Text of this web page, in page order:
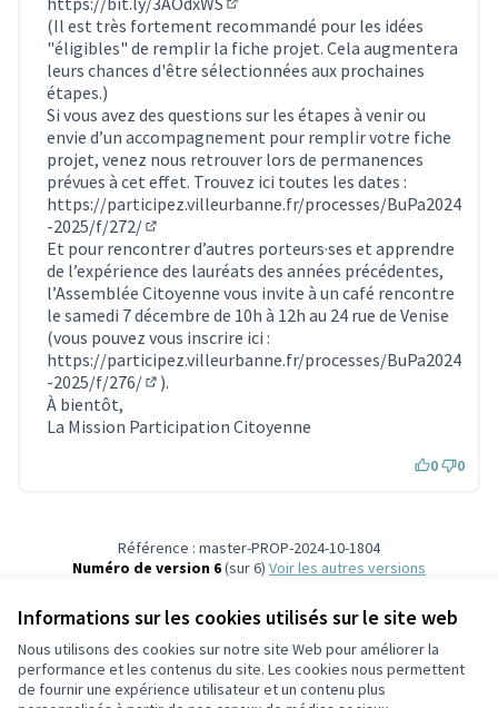
Informations sur les cookies utilisés sur le site web
Nous utilisons des cookies sur notre site Web pour améliorer la
performance et les contenus du site. Les cookies nous permettent
de fournir une expérience utilisateur et un contenu plus
(Lien externe)
(Il est très fortement recommandé pour les idées
"éligibles" de remplir la fiche projet. Cela augmentera
leurs chances d'être sélectionnées aux prochaines
étapes.)
Si vous avez des questions sur les étapes à venir ou
envie d’un accompagnement pour remplir votre fiche
projet, venez nous retrouver lors de permanences
prévues à cet effet. Trouvez ici toutes les dates :
https://participez.villeurbanne.fr/processes/BuPa2024
-2025/f/272/
(S'ouvre dans un nouvel onglet)
Et pour rencontrer d’autres porteurs·ses et apprendre
de l’expérience des lauréats des années précédentes,
l’Assemblée Citoyenne vous invite à un café rencontre
le samedi 7 décembre de 10h à 12h au 24 rue de Venise
(vous pouvez vous inscrire ici :
https://participez.villeurbanne.fr/processes/BuPa2024
-2025/f/276/
(S'ouvre dans un nouvel onglet)
).
À bientôt,
La Mission Participation Citoyenne
0 0
Référence : master-PROP-2024-10-1804
Numéro de version 6(sur 6)
voir les autres versions
Conditions d'utilisation
Paramètres des cookies
Participez Villeurbanne sur X
Participez Villeurbanne sur Facebook
Participez Villeurbanne sur Instagram
Participez Villeurbanne sur YouTube